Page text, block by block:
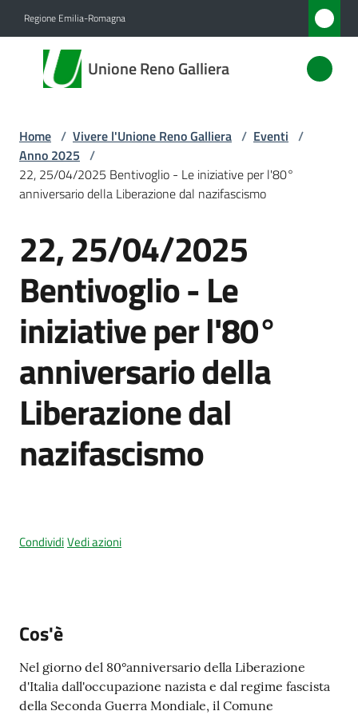
Regione Emilia-Romagna
Unione Reno Galliera
Unione
Reno
Amministrazione
Servizi
Vivere
l'Unione
Menu selezionato
Amministrazione
trasparente
Home / Vivere l'Unione Reno Galliera / Eventi /
Anno 2025 /
22, 25/04/2025 Bentivoglio - Le iniziative per l'80°
anniversario della Liberazione dal nazifascismo
Salta al contenuto
22, 25/04/2025
Bentivoglio - Le
iniziative per l'80°
anniversario della
Liberazione dal
nazifascismo
CondividiVedi azioni
Cos'è
Nel giorno del 80°anniversario della Liberazione
d'Italia dall'occupazione nazista e dal regime fascista
della Seconda Guerra Mondiale, il Comune